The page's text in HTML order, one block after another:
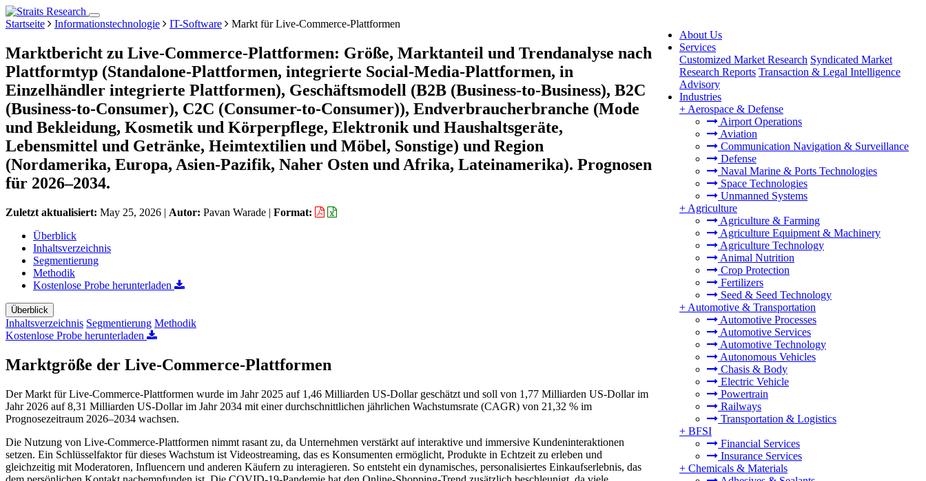
About Us
Services
Customized Market Research Syndicated Market
Research Reports Transaction & Legal Intelligence
Advisory
Industries
+ Aerospace & Defense
Airport Operations
Aviation
Communication Navigation & Surveillance
Defense
Naval Marine & Ports Technologies
Space Technologies
Unmanned Systems
+ Agriculture
Agriculture & Farming
Agriculture Equipment & Machinery
Agriculture Technology
Animal Nutrition
Crop Protection
Fertilizers
Seed & Seed Technology
+ Automotive & Transportation
Automotive Processes
Automotive Services
Automotive Technology
Autonomous Vehicles
Chasis & Body
Electric Vehicle
Powertrain
Railways
Transportation & Logistics
+ BFSI
Financial Services
Insurance Services
+ Chemicals & Materials
Startseite Informationstechnologie IT-Software Markt für Live-Commerce-Plattformen
Marktbericht zu Live-Commerce-Plattformen: Größe, Marktanteil und Trendanalyse nach
Plattformtyp (Standalone-Plattformen, integrierte Social-Media-Plattformen, in
Einzelhändler integrierte Plattformen), Geschäftsmodell (B2B (Business-to-Business), B2C
(Business-to-Consumer), C2C (Consumer-to-Consumer)), Endverbraucherbranche (Mode
und Bekleidung, Kosmetik und Körperpflege, Elektronik und Haushaltsgeräte,
Lebensmittel und Getränke, Heimtextilien und Möbel, Sonstige) und Region
(Nordamerika, Europa, Asien-Pazifik, Naher Osten und Afrika, Lateinamerika). Prognosen
für 2026–2034.
Zuletzt aktualisiert: May 25, 2026 | Autor: Pavan Warade | Format:
Überblick
Inhaltsverzeichnis
Segmentierung
Methodik
Kostenlose Probe herunterladen
Überblick
Inhaltsverzeichnis Segmentierung Methodik
Kostenlose Probe herunterladen
Marktgröße der Live-Commerce-Plattformen
Der Markt für Live-Commerce-Plattformen wurde im Jahr 2025 auf 1,46 Milliarden US-Dollar geschätzt und soll von 1,77 Milliarden US-Dollar im
Jahr 2026 auf 8,31 Milliarden US-Dollar im Jahr 2034 mit einer durchschnittlichen jährlichen Wachstumsrate (CAGR) von 21,32 % im
Prognosezeitraum 2026–2034 wachsen.
Die Nutzung von Live-Commerce-Plattformen nimmt rasant zu, da Unternehmen verstärkt auf interaktive und immersive Kundeninteraktionen
setzen. Ein Schlüsselfaktor für dieses Wachstum ist Videostreaming, das es Konsumenten ermöglicht, Produkte in Echtzeit zu erleben und
gleichzeitig mit Moderatoren, Influencern und anderen Käufern zu interagieren. So entsteht ein dynamisches, personalisiertes Einkaufserlebnis, das